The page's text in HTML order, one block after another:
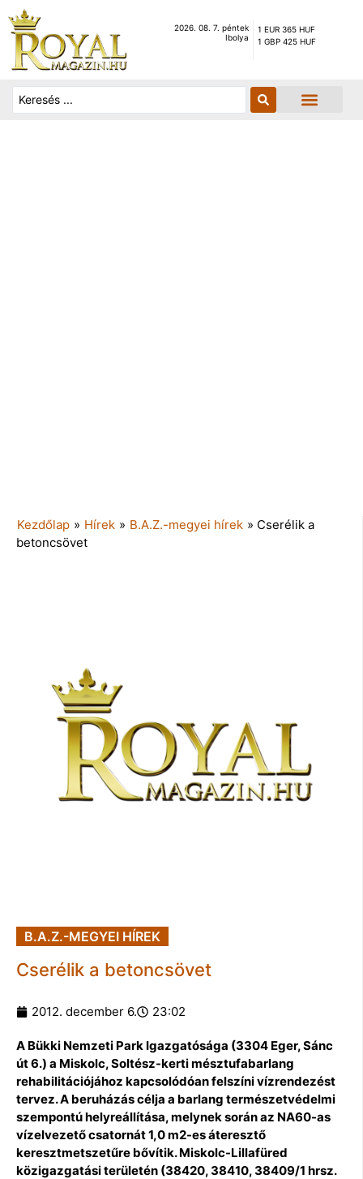
2026. 08. 7. péntek
Ibolya
1 EUR 365 HUF
1 GBP 425 HUF
Kezdőlap » Hírek » B.A.Z.-megyei hírek » Cserélik a
betoncsövet
B.A.Z.-MEGYEI HÍREK
Cserélik a betoncsövet
2012. december 6. 23:02
A Bükki Nemzeti Park Igazgatósága (3304 Eger, Sánc
út 6.) a Miskolc, Soltész-kerti mésztufabarlang
rehabilitációjához kapcsolódóan felszíni vízrendezést
tervez. A beruházás célja a barlang természetvédelmi
szempontú helyreállítása, melynek során az NA60-as
vízelvezető csatornát 1,0 m2-es áteresztő
keresztmetszetűre bővítik. Miskolc-Lillafüred
közigazgatási területén (38420, 38410, 38409/1 hrsz.